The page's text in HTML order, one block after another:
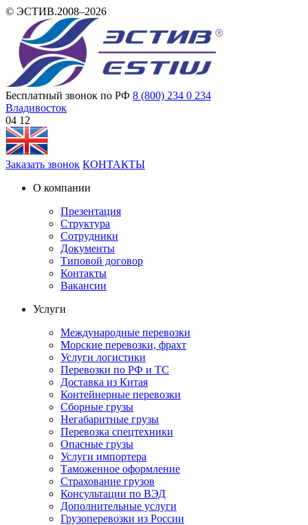
© ЭСТИВ.2008–2026
Бесплатный звонок по РФ 8 (800) 234 0 234
Владивосток
04 12
Заказать звонок КОНТАКТЫ
О компании
Презентация
Структура
Сотрудники
Документы
Типовой договор
Контакты
Вакансии
Услуги
Международные перевозки
Морские перевозки, фрахт
Услуги логистики
Перевозки по РФ и ТС
Доставка из Китая
Контейнерные перевозки
Сборные грузы
Негабаритные грузы
Перевозка спецтехники
Опасные грузы
Услуги импортера
Таможенное оформление
Страхование грузов
Консультации по ВЭД
Дополнительные услуги
Грузоперевозки из России